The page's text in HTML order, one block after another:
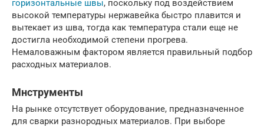
горизонтальные швы, поскольку под воздействием
высокой температуры нержавейка быстро плавится и
вытекает из шва, тогда как температура стали еще не
достигла необходимой степени прогрева.
Немаловажным фактором является правильный подбор
расходных материалов.
Мнструменты
На рынке отсутствует оборудование, предназначенное
для сварки разнородных материалов. При выборе